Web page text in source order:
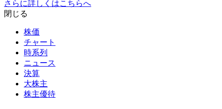
さらに詳しくはこちらへ
閉じる
株価
チャート
時系列
ニュース
決算
大株主
株主優待